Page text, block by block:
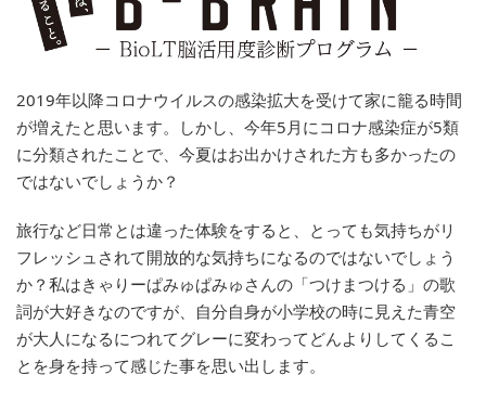
2019年以降コロナウイルスの感染拡大を受けて家に籠る時間
が増えたと思います。しかし、今年5月にコロナ感染症が5類
に分類されたことで、今夏はお出かけされた方も多かったの
ではないでしょうか？
旅行など日常とは違った体験をすると、とっても気持ちがリ
フレッシュされて開放的な気持ちになるのではないでしょう
か？私はきゃりーぱみゅぱみゅさんの「つけまつける」の歌
詞が大好きなのですが、自分自身が小学校の時に見えた青空
が大人になるにつれてグレーに変わってどんよりしてくるこ
とを身を持って感じた事を思い出します。